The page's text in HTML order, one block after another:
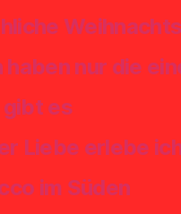
nur die
gibt es
Liebe erlebe
im Süden